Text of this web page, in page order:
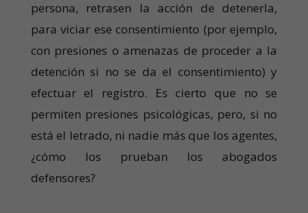
persona, retrasen la acción de detenerla,
para viciar ese consentimiento (por ejemplo,
con presiones o amenazas de proceder a la
detención si no se da el consentimiento) y
efectuar el registro. Es cierto que no se
permiten presiones psicológicas, pero, si no
está el letrado, ni nadie más que los agentes,
¿cómo los prueban los abogados
defensores?